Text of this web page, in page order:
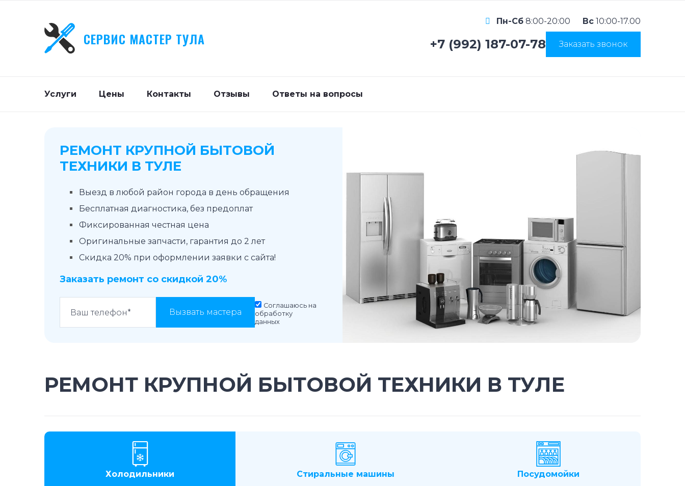
СЕРВИС МАСТЕР ТУЛА
Пн-Сб 8:00-20:00 Вс 10:00-17.00
+7 (992) 187-07-78 Заказать звонок
Услуги Цены Контакты Отзывы Ответы на вопросы
РЕМОНТ КРУПНОЙ БЫТОВОЙ
ТЕХНИКИ В ТУЛЕ
Выезд в любой район города в день обращения
Бесплатная диагностика, без предоплат
Фиксированная честная цена
Оригинальные запчасти, гарантия до 2 лет
Скидка 20% при оформлении заявки с сайта!
Заказать ремонт со скидкой 20%
Вызвать мастера
Соглашаюсь на
обработку
данных
РЕМОНТ КРУПНОЙ БЫТОВОЙ ТЕХНИКИ В ТУЛЕ
Холодильники Стиральные машины Посудомойки